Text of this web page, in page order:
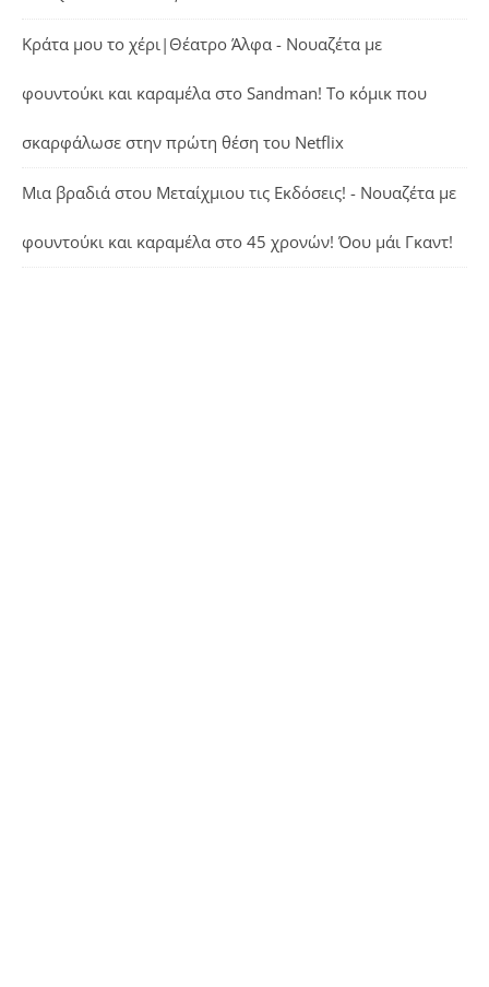
Κράτα μου το χέρι|Θέατρο Άλφα - Νουαζέτα με
φουντούκι και καραμέλα στο Sandman! Το κόμικ που
σκαρφάλωσε στην πρώτη θέση του Netflix
Μια βραδιά στου Μεταίχμιου τις Εκδόσεις! - Νουαζέτα με
φουντούκι και καραμέλα στο 45 χρονών! Όου μάι Γκαντ!